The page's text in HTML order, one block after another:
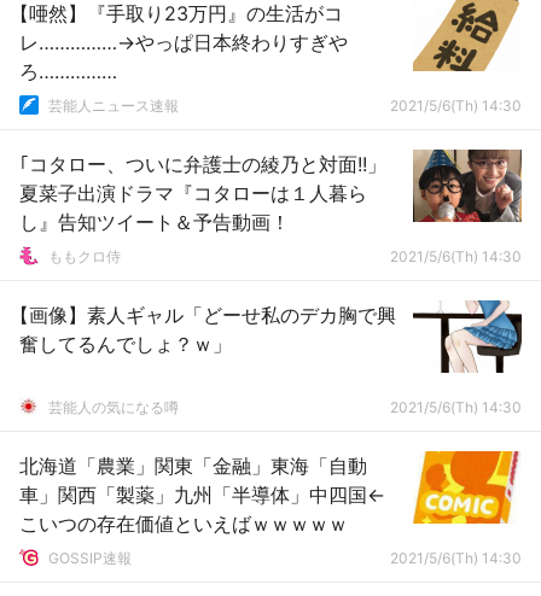
【唖然】『手取り23万円』の生活がコ
レ……………→やっぱ日本終わりすぎや
ろ……………
芸能人ニュース速報 2021/5/6(Th) 14:30
｢コタロー、ついに弁護士の綾乃と対面!!」
夏菜子出演ドラマ『コタローは１人暮ら
し』告知ツイート＆予告動画！
ももクロ侍 2021/5/6(Th) 14:30
【画像】素人ギャル「どーせ私のデカ胸で興
奮してるんでしょ？ｗ」
芸能人の気になる噂 2021/5/6(Th) 14:30
北海道「農業」関東「金融」東海「自動
車」関西「製薬」九州「半導体」中四国←
こいつの存在価値といえばｗｗｗｗｗ
GOSSIP速報 2021/5/6(Th) 14:30